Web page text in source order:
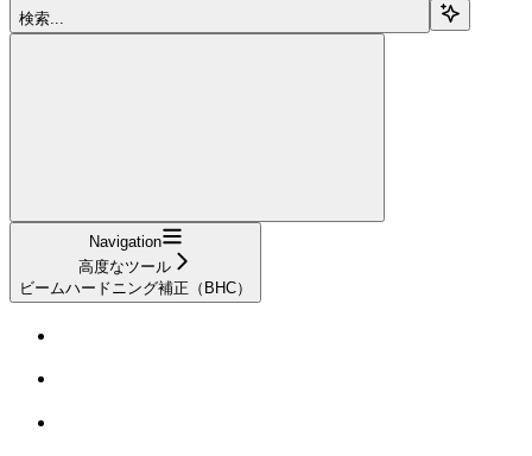
検索...
Navigation
高度なツール
ビームハードニング補正（BHC）